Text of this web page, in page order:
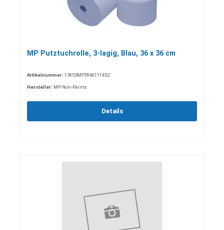
MP Putztuchrolle, 3-lagig, Blau, 36 x 36 cm
Artikelnummer: 13953MP5960111452
Hersteller: MP Non-Paints
Details